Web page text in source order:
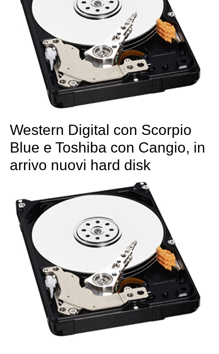
Western Digital con Scorpio
Blue e Toshiba con Cangio, in
arrivo nuovi hard disk